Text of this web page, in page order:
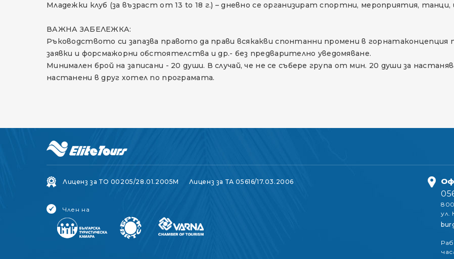
Младежки клуб (за възраст от 13 to 18 г.) – дневно се организират спортни, мероприятия,
ВАЖНА ЗАБЕЛЕЖКА:
Ръководството си запазва правото да прави всякакви спонтанни промени в горнатаконцепция
заявки и форсмажорни обстоятелства и др.- без предварително уведомяване.
Минимален брой на записани - 20 души. В случай, че не се събере група от мин. 20 души за
настанени в друг хотел по програмата.
Лиценз за ТО 00205/28.01.2005M Лиценз за ТА 05616/17.03.2006
Член на
ул.